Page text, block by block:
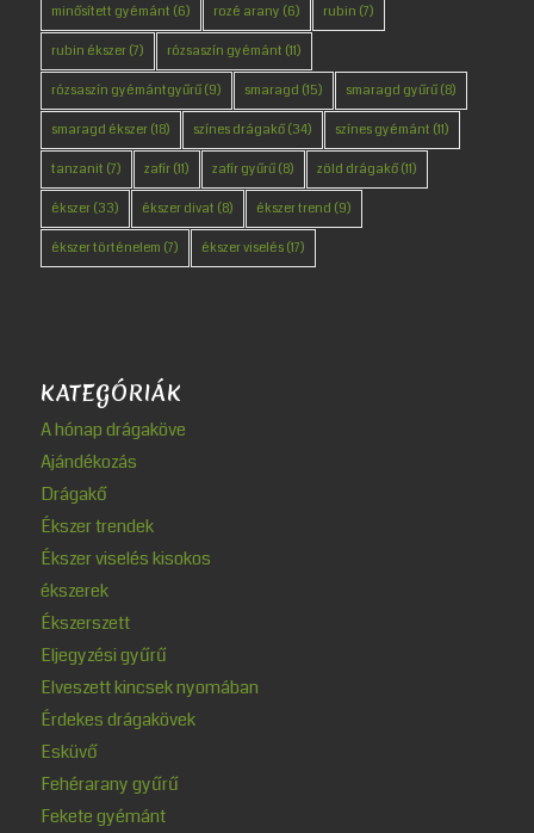
minősített gyémánt (6) rozé arany (6) rubin (7)
rubin ékszer(7) rózsaszín gyémánt (11)
rózsaszín gyémántgyűrű(9) smaragd (15) smaragd gyűrű(8)
smaragd ékszer(18) színes drágakő(34) színes gyémánt (11)
tanzanit (7) zafír(11) zafír gyűrű(8) zöld drágakő(11)
ékszer(33) ékszer divat (8) ékszer trend (9)
ékszer történelem (7) ékszer viselés(17)
KATEGÓRIÁK
A hónap drágaköve
Ajándékozás
Drágakő
Ékszer trendek
Ékszer viselés kisokos
ékszerek
Ékszerszett
Eljegyzési gyűrű
Elveszett kincsek nyomában
Érdekes drágakövek
Esküvő
Fehérarany gyűrű
Fekete gyémánt